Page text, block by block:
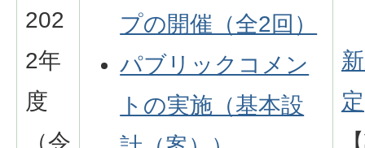
202
2年
度
（令
プの開催（全2回）
パブリックコメン
トの実施（基本設
定